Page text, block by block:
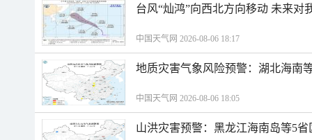
台风“灿鸿”向西北方向移动 未来对
中国天气网 2026-08-06 18:17
地质灾害气象风险预警：湖北海南
中国天气网 2026-08-06 18:05
山洪灾害预警：黑龙江海南岛等5